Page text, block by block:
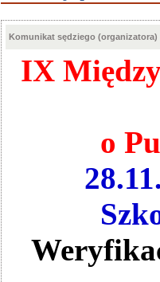
Komunikat sędziego (organizatora)
IX
o